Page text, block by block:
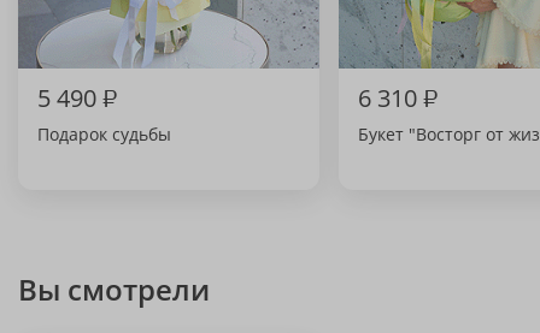
5 490₽
Подарок судьбы
6 310₽
Букет "Восторг от
Вы смотрели